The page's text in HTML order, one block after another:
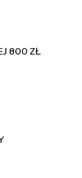
800 ZŁ